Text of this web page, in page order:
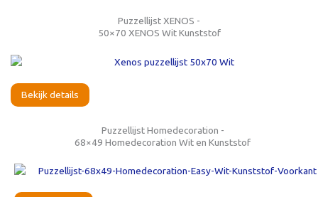
Puzzellijst XENOS -
50×70 XENOS Wit Kunststof
Bekijk details
Puzzellijst Homedecoration -
68×49 Homedecoration Wit en Kunststof